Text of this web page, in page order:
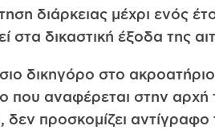
διάρκειας μέχρι ενός
δικαστική έξοδα της
δικηγόρο στο ακροατήριο
που αναφέρεται στην
προσκομίζει αντίγραφο